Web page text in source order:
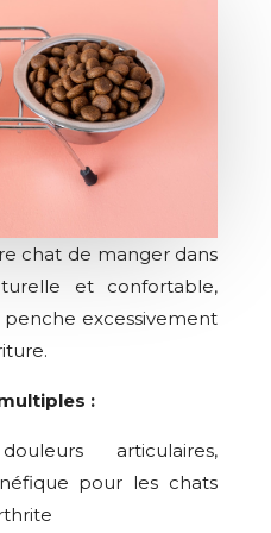
chat de manger dans
et confortable,
penche excessivement
:
articulaires,
pour les chats